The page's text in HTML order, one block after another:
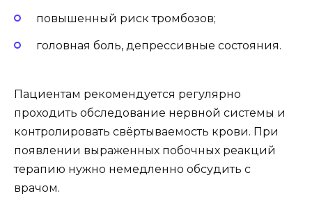
повышенный риск тромбозов;
головная боль, депрессивные состояния.
Пациентам рекомендуется регулярно
проходить обследование нервной системы и
контролировать свёртываемость крови. При
появлении выраженных побочных реакций
терапию нужно немедленно обсудить с
врачом.